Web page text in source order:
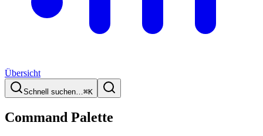
Übersicht
Schnell suchen…⌘K
Command Palette